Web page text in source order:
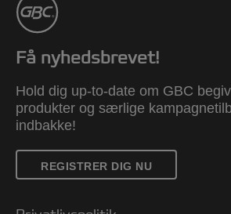
Få nyhedsbrevet!
Hold dig up-to-date om GBC
produkter og særlige
indbakke!
REGISTRER DIG NU